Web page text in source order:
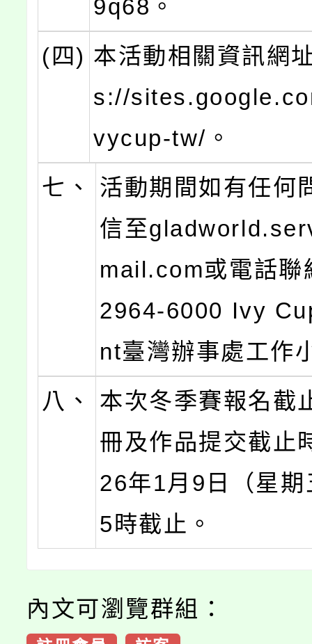
9q68。
(四) 本活動相關資訊網
s://
vycup-tw/。
七、
活動期間如有任何
信至
mail.com或電話聯
2964-6000 Ivy
nt臺灣辦事處工作
八、
本次冬季賽報名截
冊及作品提交截止
26年1月9日（星期
5時截止。
內文可瀏覽群組：